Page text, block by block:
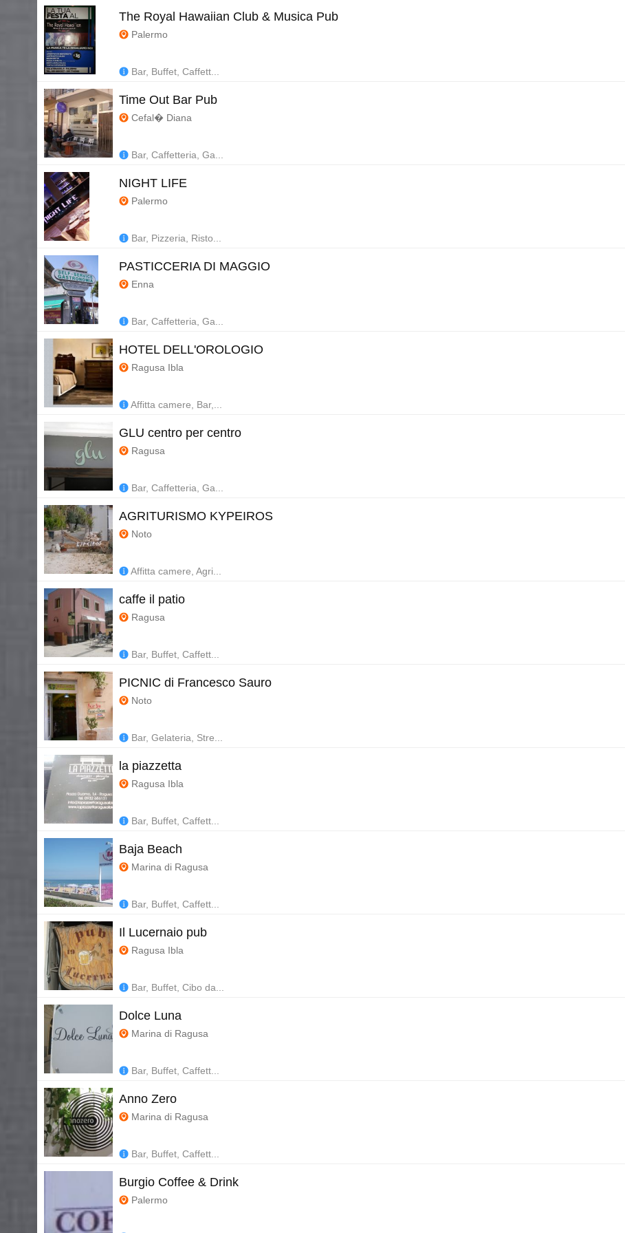
The Royal Hawaiian Club & Musica Pub
Palermo
Bar, Buffet, Caffett...
Time Out Bar Pub
Cefal� Diana
Bar, Caffetteria, Ga...
NIGHT LIFE
Palermo
Bar, Pizzeria, Risto...
PASTICCERIA DI MAGGIO
Enna
Bar, Caffetteria, Ga...
HOTEL DELL'OROLOGIO
Ragusa Ibla
Affitta camere, Bar,...
GLU centro per centro
Ragusa
Bar, Caffetteria, Ga...
AGRITURISMO KYPEIROS
Noto
Affitta camere, Agri...
caffe il patio
Ragusa
Bar, Buffet, Caffett...
PICNIC di Francesco Sauro
Noto
Bar, Gelateria, Stre...
la piazzetta
Ragusa Ibla
Bar, Buffet, Caffett...
Baja Beach
Marina di Ragusa
Bar, Buffet, Caffett...
Il Lucernaio pub
Ragusa Ibla
Bar, Buffet, Cibo da...
Dolce Luna
Marina di Ragusa
Bar, Buffet, Caffett...
Anno Zero
Marina di Ragusa
Bar, Buffet, Caffett...
Burgio Coffee & Drink
Palermo